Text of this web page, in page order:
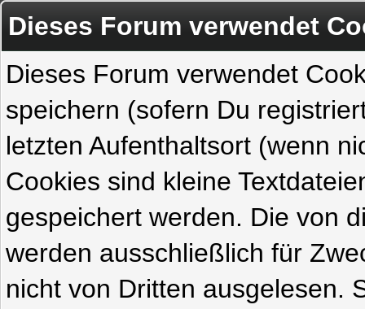
Dieses Forum verwendet
Dieses Forum verwendet
speichern (sofern Du
letzten Aufenthaltsort (wenn
Cookies sind kleine
gespeichert werden. Die von
werden ausschließlich für
nicht von Dritten ausgelesen.